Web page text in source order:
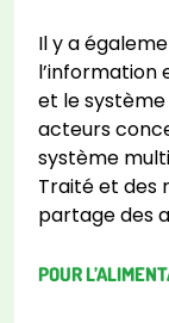
Il y a
l’information
et le
acteurs
système
Traité et des
partage des
POUR